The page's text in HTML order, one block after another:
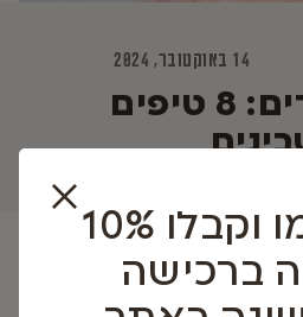
8 טיפים
14 באוקטובר, 2024
הירשמו וקבלו 10%
ברכישה